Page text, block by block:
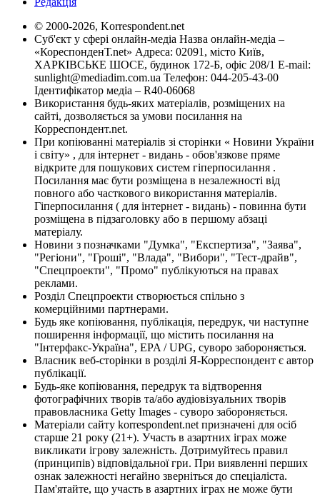
© 2000-2026, Korrespondent.net
Суб'єкт у сфері онлайн-медіа Назва онлайн-медіа –
«КореспонденТ.net» Адреса: 02091, місто Київ,
ХАРКІВСЬКЕ ШОСЕ, будинок 172-Б, офіс 208/1 E-mail:
sunlight@mediadim.com.ua Телефон: 044-205-43-00
Ідентифікатор медіа – R40-06068
Використання будь-яких матеріалів, розміщених на
сайті, дозволяється за умови посилання на
Корреспондент.net.
При копіюванні матеріалів зі сторінки « Новини України
і світу» , для інтернет - видань - обов'язкове пряме
відкрите для пошукових систем гіперпосилання .
Посилання має бути розміщена в незалежності від
повного або часткового використання матеріалів.
Гіперпосилання ( для інтернет - видань) - повинна бути
розміщена в підзаголовку або в першому абзаці
матеріалу.
Новини з позначками "Думка", "Експертиза", "Заява",
"Регіони", "Гроші", "Влада", "Вибори", "Тест-драйв",
"Спецпроекти", "Промо" публікуються на правах
реклами.
Розділ Спецпроекти створюється спільно з
комерційними партнерами.
Будь яке копіювання, публікація, передрук, чи наступне
поширення інформації, що містить посилання на
"Інтерфакс-Україна", EPA / UPG, суворо забороняється.
Власник веб-сторінки в розділі Я-Корреспондент є автор
публікації.
Будь-яке копіювання, передрук та відтворення
фотографічних творів та/або аудіовізуальних творів
правовласника Getty Images - суворо забороняється.
Матеріали сайту korrespondent.net призначені для осіб
старше 21 року (21+). Участь в азартних іграх може
викликати ігрову залежність. Дотримуйтесь правил
(принципів) відповідальної гри. При виявленні перших
ознак залежності негайно зверніться до спеціаліста.
Пам'ятайте, що участь в азартних іграх не може бути